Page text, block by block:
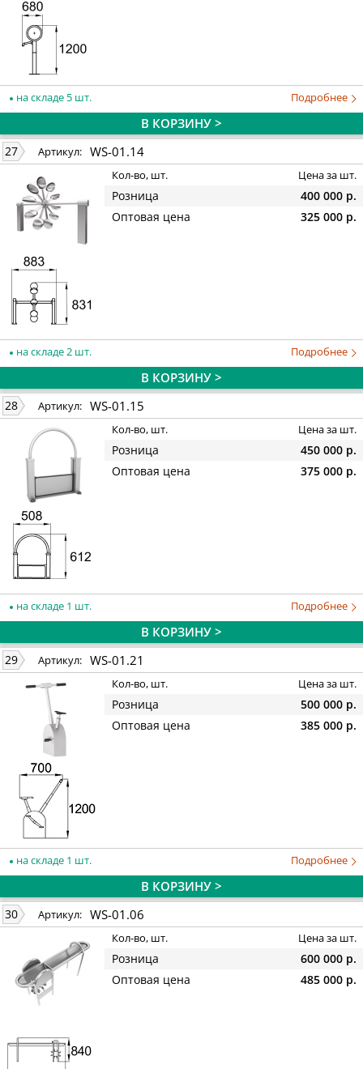
на складе 5 шт. Подробнее
В КОРЗИНУ >
27 Артикул: WS-01.14
Кол-во, шт. Цена за шт.
Розница
400 000 р.
Оптовая цена
325 000 р.
на складе 2 шт. Подробнее
В КОРЗИНУ >
28 Артикул: WS-01.15
Кол-во, шт. Цена за шт.
Розница
450 000 р.
Оптовая цена
375 000 р.
на складе 1 шт. Подробнее
В КОРЗИНУ >
29 Артикул: WS-01.21
Кол-во, шт. Цена за шт.
Розница
500 000 р.
Оптовая цена
385 000 р.
на складе 1 шт. Подробнее
В КОРЗИНУ >
30 Артикул: WS-01.06
Кол-во, шт. Цена за шт.
Розница
600 000 р.
Оптовая цена
485 000 р.